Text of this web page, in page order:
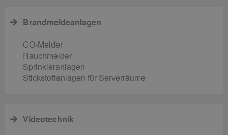
Brandmeldeanlagen
CO-Melder
Rauchmelder
Sprinkleranlagen
Stickstoffanlagen für Serverräume
Videotechnik